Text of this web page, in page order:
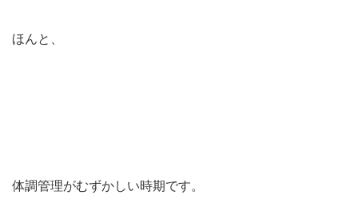
ほんと、
体調管理がむずかしい時期です。